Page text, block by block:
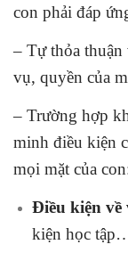
con phải đáp
– Tự thỏa
vụ, quyền của
– Trường hợp
minh điều kiện
mọi mặt của
Điều kiện về
kiện học